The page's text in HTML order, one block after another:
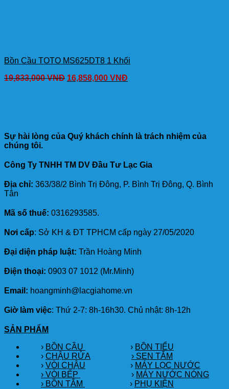
Bồn Cầu TOTO MS625DT8 1 Khối
19,833,000VNĐ 16,858,000 VNĐ
Sự hài lòng của Quý khách chính là trách nhiệm của
chúng tôi.
Công Ty TNHH TM DV Đầu Tư Lạc Gia
Địa chỉ: 363/38/2 Bình Trị Đông, P. Bình Trị Đông, Q. Bình
Tân
Mã số thuế: 0316293585.
Nơi cấp: Sở KH & ĐT TPHCM cấp ngày 27/05/2020
Đại diện pháp luật: Trần Hoàng Minh
Điện thoại: 0903 07 1012 (Mr.Minh)
Email: hoangminh@lacgiahome.vn
Giờ làm việc: Thứ 2-7: 8h-16h30. Chủ nhật: 8h-12h
SẢN PHẨM
› BỒN CẦU › BỒN TIỂU
› CHẬU RỬA
› SEN TẮM
› VÒI CHẬU › MÁY LỌC NƯỚC
› VÒI BẾP
› MÁY NƯỚC NÓNG
› BỒN TẮM
› PHỤ KIỆN